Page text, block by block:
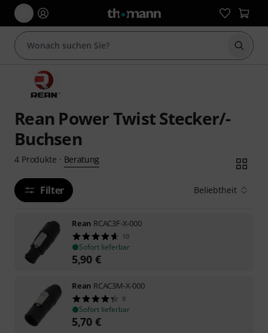
Suche
Rean Power Twist Stecker/-
Buchsen
4 Produkte · Beratung
Filter Beliebtheit
Rean RCAC3F-X-000
10
Sofort lieferbar
5,90 €
Rean RCAC3M-X-000
9
Sofort lieferbar
5,70 €